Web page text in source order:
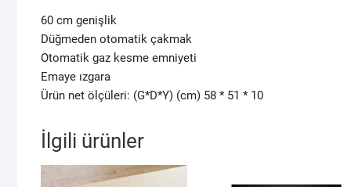
60 cm genişlik
Düğmeden otomatik çakmak
Otomatik gaz kesme emniyeti
Emaye ızgara
Ürün net ölçüleri: (G*D*Y) (cm) 58 * 51 * 10
İlgili ürünler